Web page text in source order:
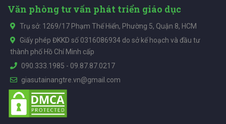
Văn phòng tư vấn phát triển giáo dục
Trụ sở: 1269/17 Phạm Thế Hiển, Phường 5, Quận 8, HCM
Giấy phép ĐKKD số 0316086934 do sở kế hoạch và đầu tư
thành phố Hồ Chí Minh cấp
090.333.1985 - 09.87.87.0217
giasutainangtre.vn@gmail.com